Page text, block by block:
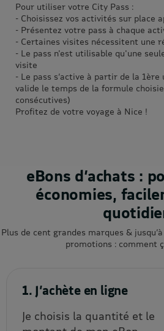
Pour utiliser votre City Pass :
- Choisissez vos activités sur place
- Présentez votre pass à chaque
- Certaines visites nécessitent une
- Le pass n'est utilisable qu'une
visite
- Le pass s’active à partir de la
valide le temps de la formule
consécutives)
Profitez de votre voyage à Nice !
eBons d’achats :
économies,
Plus de cent grandes marques &
promotions : comment
1. J’achète en ligne
Je choisis la quantité et le